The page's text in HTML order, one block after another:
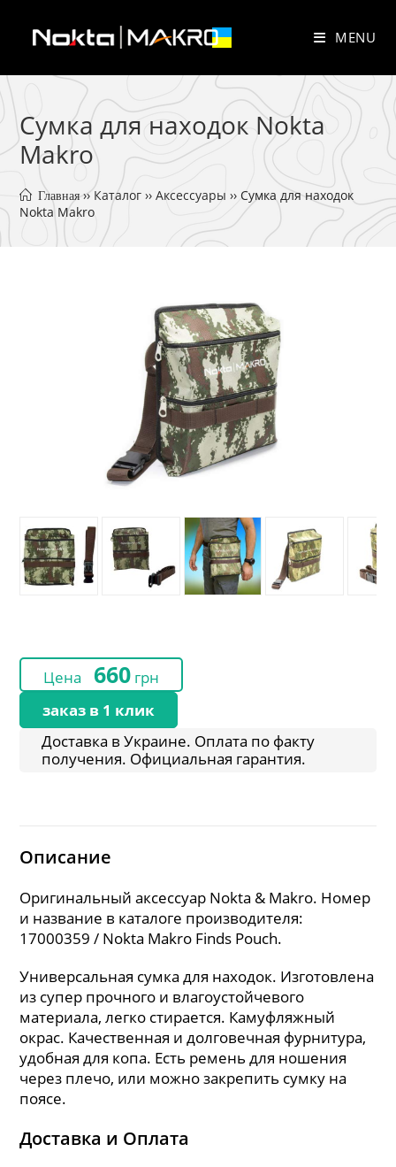
content
MENU
Сумка для находок Nokta
Makro
Главная ›› Каталог ›› Аксессуары ›› Сумка для находок
Nokta Makro
Цена 660 грн
заказ в 1 клик
Доставка в Украине. Оплата по факту
получения. Официальная гарантия.
Описание
Оригинальный аксессуар Nokta & Makro. Номер
и название в каталоге производителя:
17000359 / Nokta Makro Finds Pouch.
Универсальная сумка для находок. Изготовлена
из супер прочного и влагоустойчевого
материала, легко стирается. Камуфляжный
окрас. Качественная и долговечная фурнитура,
удобная для копа. Есть ремень для ношения
через плечо, или можно закрепить сумку на
поясе.
Доставка и Оплата